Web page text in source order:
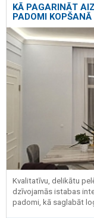
KĀ PAGARINĀT
PADOMI KOPŠANĀ
Kvalitatīvu, delikātu
dzīvojamās istabas
padomi, kā saglabāt